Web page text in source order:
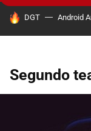
HOY SE HABLA DE
DGT Android
Segundo